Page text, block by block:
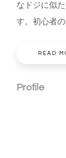
なドジに似
す。初心者
READ
Profile